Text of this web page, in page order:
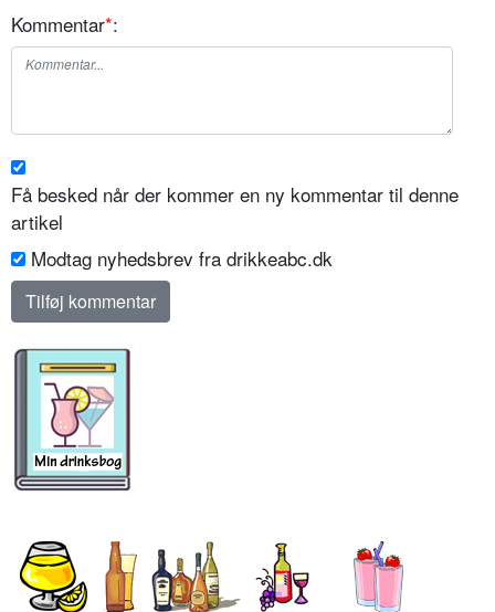
Kommentar*:
Få besked når der kommer en ny kommentar til denne
artikel
Modtag nyhedsbrev fra drikkeabc.dk